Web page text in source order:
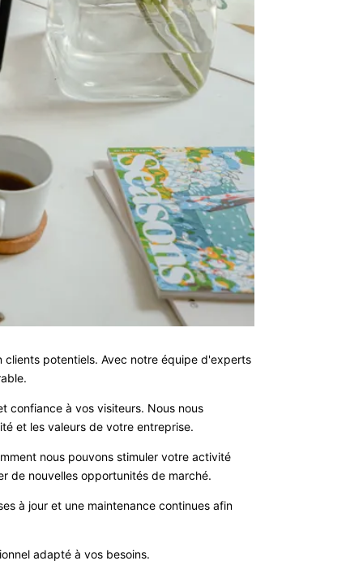
potentiels. Avec notre équipe d'experts
confiance à vos visiteurs. Nous nous
et les valeurs de votre entreprise.
nous pouvons stimuler votre activité
de nouvelles opportunités de marché.
à jour et une maintenance continues afin
adapté à vos besoins.